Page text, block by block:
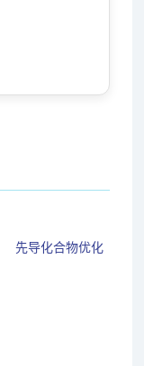
先导化合物优化